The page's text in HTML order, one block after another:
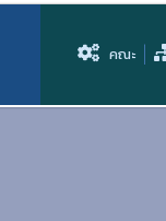
คณะ